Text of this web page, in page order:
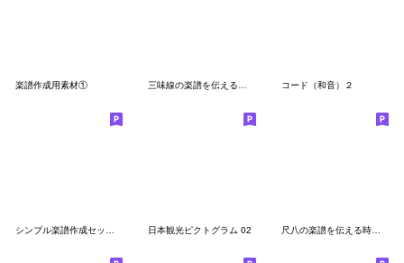
楽譜作成用素材① コード（和音）２
シンプル楽譜作成セット（音符）２ 日本観光ピクトグラム 02 尺八の楽譜を伝える時の絵文字(都山流)